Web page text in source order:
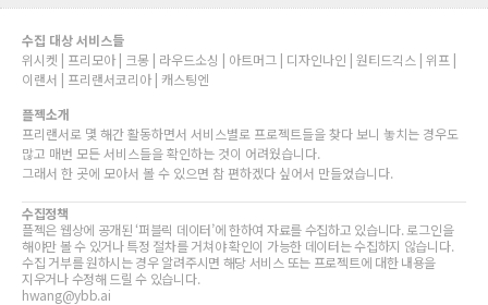
수집 대상 서비스들
위시켓 | 프리모아 | 크몽 | 라우드소싱 | 아트머그 | 디자인나인 | 원티드긱스 | 위프 |
이랜서 | 프리랜서코리아 | 캐스팅엔
플젝소개
프리랜서로 몇 해간 활동하면서 서비스별로 프로젝트들을 찾다 보니 놓치는 경우도
많고 매번 모든 서비스들을 확인하는 것이 어려웠습니다.
그래서 한 곳에 모아서 볼 수 있으면 참 편하겠다 싶어서 만들었습니다.
수집정책
플젝은 웹상에 공개된 ‘퍼블릭 데이터’에 한하여 자료를 수집하고 있습니다. 로그인을
해야만 볼 수 있거나 특정 절차를 거쳐야 확인이 가능한 데이터는 수집하지 않습니다.
수집 거부를 원하시는 경우 알려주시면 해당 서비스 또는 프로젝트에 대한 내용을
지우거나 수정해 드릴 수 있습니다.
hwang@ybb.ai